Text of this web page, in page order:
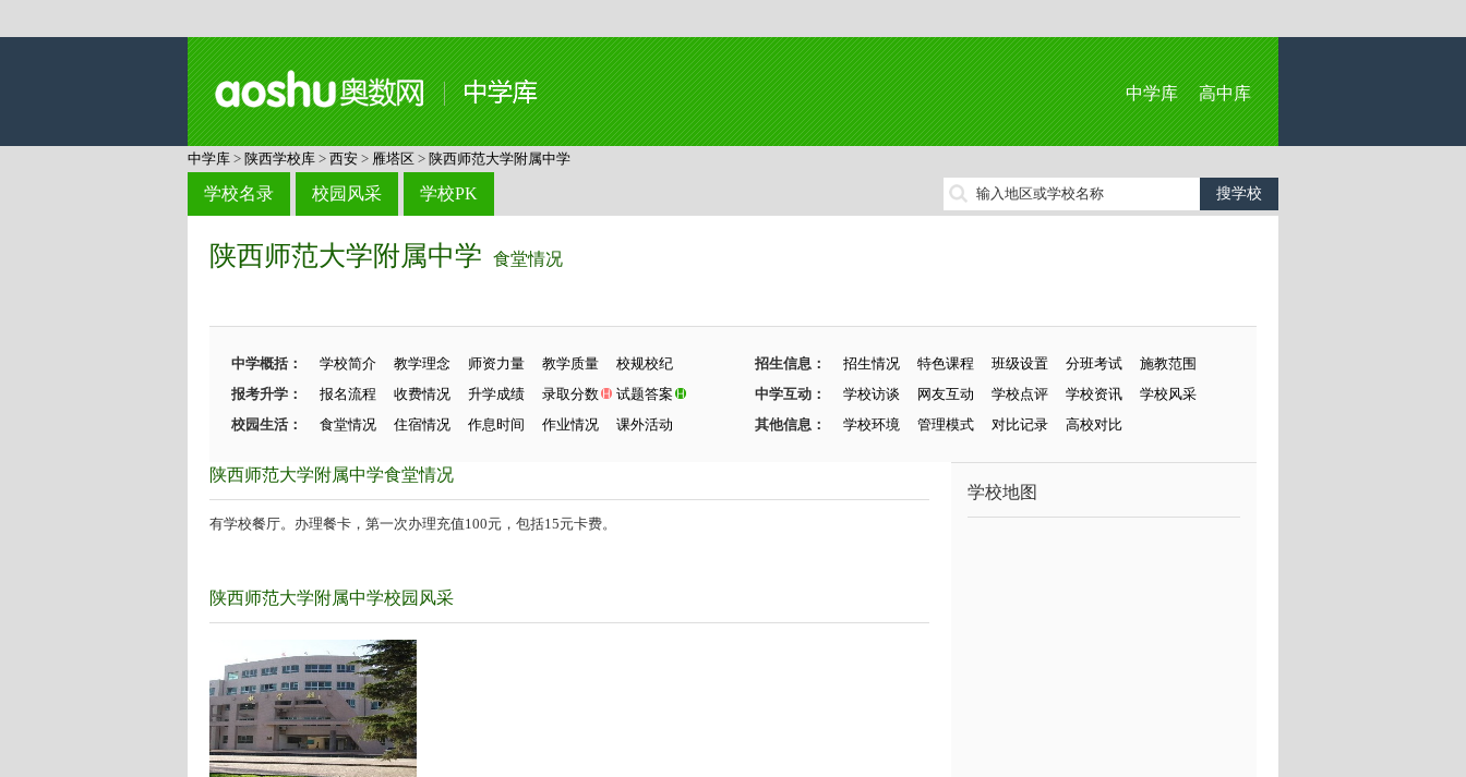
中学库 高中库
中学库 > 陕西学校库 > 西安 > 雁塔区 > 陕西师范大学附属中学
学校名录 校园风采 学校PK
陕西师范大学附属中学 食堂情况
中学概括： 学校简介 教学理念 师资力量 教学质量 校规校纪 招生信息： 招生情况 特色课程 班级设置 分班考试
施教范围
报考升学：
报名流程 收费情况 升学成绩 录取分数 试题答案 中学互动： 学校访谈 网友互动 学校点评 学校资讯
学校风采
校园生活：
食堂情况 住宿情况 作息时间 作业情况 课外活动 其他信息： 学校环境 管理模式 对比记录 高校对比
陕西师范大学附属中学食堂情况
有学校餐厅。办理餐卡，第一次办理充值100元，包括15元卡费。
陕西师范大学附属中学校园风采
学校地图